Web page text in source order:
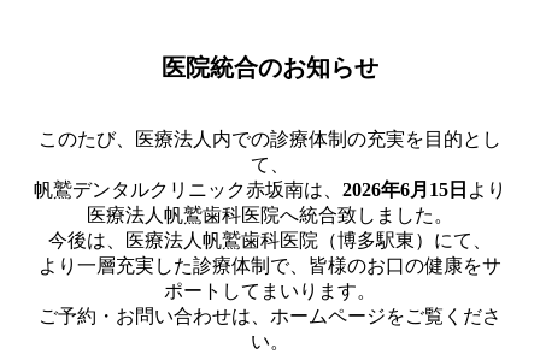
医院統合のお知らせ
このたび、医療法人内での診療体制の充実を目的とし
て、
帆鷲デンタルクリニック赤坂南は、 2026年6月15日 より
医療法人帆鷲歯科医院へ統合致しました。
今後は、医療法人帆鷲歯科医院（博多駅東）にて、
より一層充実した診療体制で、皆様のお口の健康をサ
ポートしてまいります。
ご予約・お問い合わせは、ホームページをご覧くださ
い。